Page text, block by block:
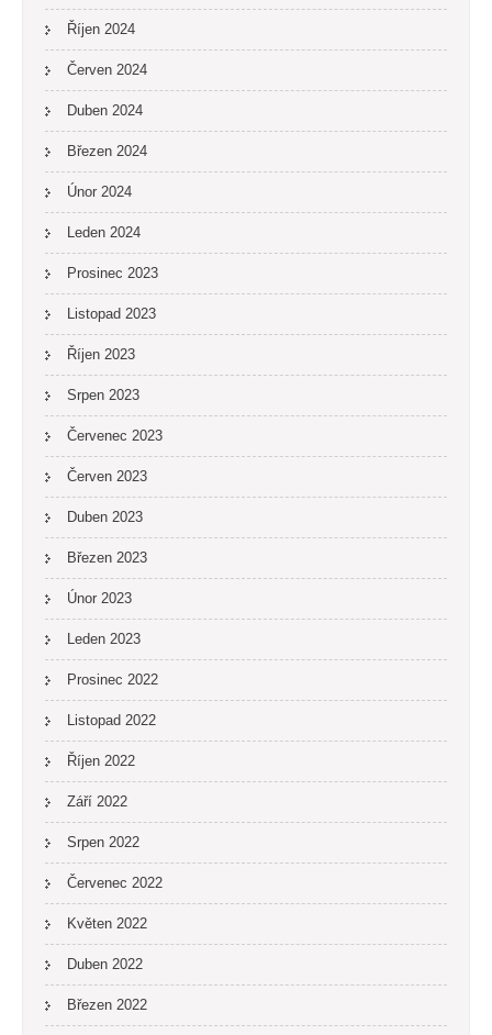
Říjen 2024
Červen 2024
Duben 2024
Březen 2024
Únor 2024
Leden 2024
Prosinec 2023
Listopad 2023
Říjen 2023
Srpen 2023
Červenec 2023
Červen 2023
Duben 2023
Březen 2023
Únor 2023
Leden 2023
Prosinec 2022
Listopad 2022
Říjen 2022
Září 2022
Srpen 2022
Červenec 2022
Květen 2022
Duben 2022
Březen 2022